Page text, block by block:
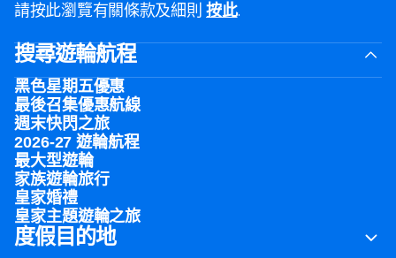
請按此瀏覽有關條款及細則按此.
搜尋遊輪航程
黑色星期五優惠
最後召集優惠航線
週末快閃之旅
2026-27 遊輪航程
最大型遊輪
家族遊輪旅行
皇家婚禮
皇家主題遊輪之旅
度假目的地